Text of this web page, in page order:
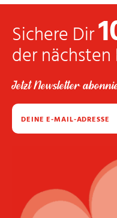
Sichere Dir
der
Jetzt Newsletter